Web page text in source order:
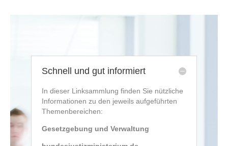
Schnell und gut informiert
In dieser Linksammlung finden Sie nützliche
Informationen zu den jeweils aufgeführten
Themenbereichen:
Gesetzgebung und Verwaltung